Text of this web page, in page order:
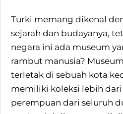
Turki memang dikenal
sejarah dan budayanya,
negara ini ada museum
rambut manusia?
terletak di sebuah kota
memiliki koleksi lebih dari
perempuan dari seluruh